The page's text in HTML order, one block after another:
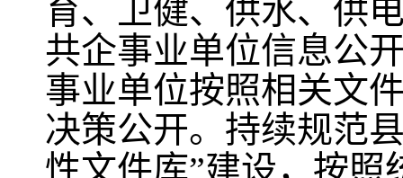
育、卫健、供水、供
共企事业单位信息公
事业单位按照相关文
决策公开。持续规范
性文件库”建设，按